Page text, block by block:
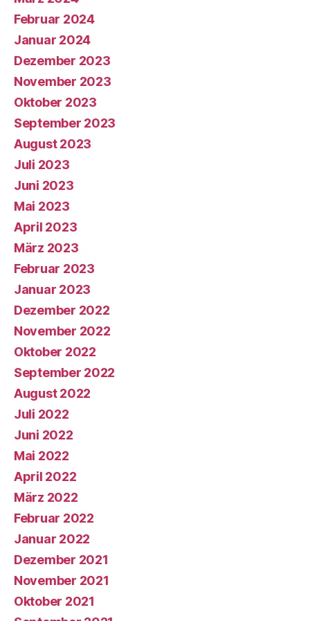
Februar 2024
Januar 2024
Dezember 2023
November 2023
Oktober 2023
September 2023
August 2023
Juli 2023
Juni 2023
Mai 2023
April 2023
März 2023
Februar 2023
Januar 2023
Dezember 2022
November 2022
Oktober 2022
September 2022
August 2022
Juli 2022
Juni 2022
Mai 2022
April 2022
März 2022
Februar 2022
Januar 2022
Dezember 2021
November 2021
Oktober 2021